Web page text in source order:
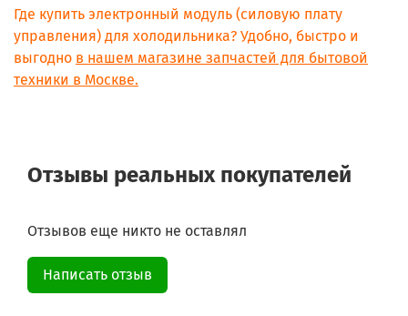
Где купить электронный модуль (силовую плату
управления) для холодильника? Удобно, быстро и
выгодно в нашем магазине запчастей для бытовой
техники в Москве.
Отзывы реальных покупателей
Отзывов еще никто не оставлял
Написать отзыв